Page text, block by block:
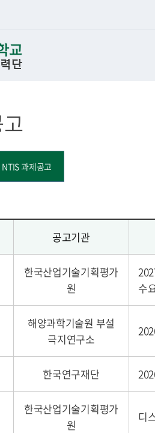
NTIS 과제공고
공고기관
한국산업기술기획평가
원
수
해양과학기술원 부설
극지연구소
한국연구재단
한국산업기술기획평가
원
디